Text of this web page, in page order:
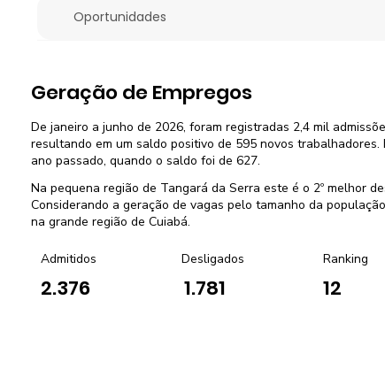
Oportunidades
Geração de Empregos
De janeiro a junho de 2026, foram registradas 2,4 mil
resultando em um saldo positivo de 595 novos
ano passado, quando o saldo foi de 627.
Na pequena região de Tangará da Serra este é o 2º melhor
Considerando a geração de vagas pelo tamanho da
na grande região de Cuiabá.
Admitidos
2.376
Desligados
1.781
Ranking
12